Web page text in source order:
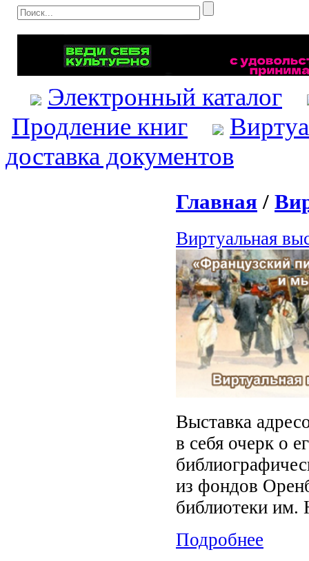
Электронный каталог
Продление книг
доставка документов
Главная /
Виртуальная
Выставка
в себя очерк о
из фондов
библиотеки
Подробнее